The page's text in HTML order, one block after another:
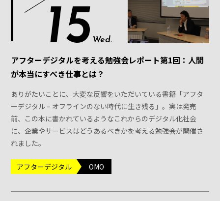
15 Wed.
アフターデジタルを考える勉強会レポート第1回：人間
が本当にすべき仕事とは？
ありがたいことに、大変な反響をいただいている書籍「アフタ
ーデジタル – オフラインのない時代に生き残る」。実は発売
前、この本に書かれているようなこれからのデジタル化社会
に、企業やサービスはどうあるべきかを考える勉強会が開催さ
れました。
アフターデジタル OMO